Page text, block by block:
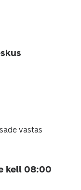
vastas
kell 08:00